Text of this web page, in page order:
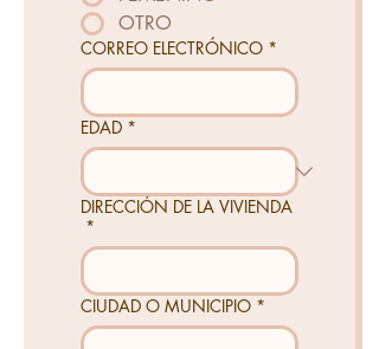
OTRO
CORREO ELECTRÓNICO *
EDAD *
DIRECCIÓN DE LA VIVIENDA
*
CIUDAD O MUNICIPIO *